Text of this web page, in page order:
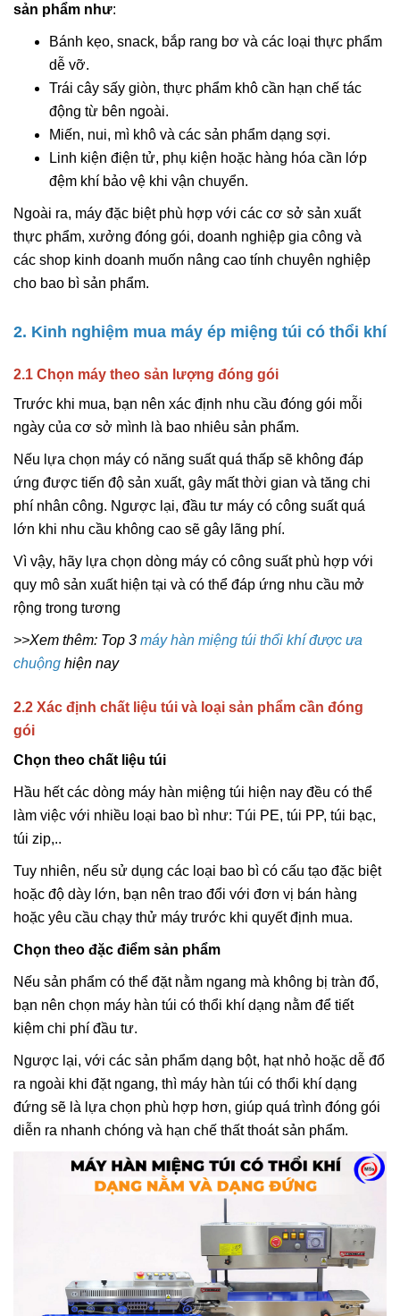
sản phẩm như:
Bánh kẹo, snack, bắp rang bơ và các loại thực phẩm
dễ vỡ.
Trái cây sấy giòn, thực phẩm khô cần hạn chế tác
động từ bên ngoài.
Miến, nui, mì khô và các sản phẩm dạng sợi.
Linh kiện điện tử, phụ kiện hoặc hàng hóa cần lớp
đệm khí bảo vệ khi vận chuyển.
Ngoài ra, máy đặc biệt phù hợp với các cơ sở sản xuất
thực phẩm, xưởng đóng gói, doanh nghiệp gia công và
các shop kinh doanh muốn nâng cao tính chuyên nghiệp
cho bao bì sản phẩm.
2. Kinh nghiệm mua máy ép miệng túi có thổi khí
2.1 Chọn máy theo sản lượng đóng gói
Trước khi mua, bạn nên xác định nhu cầu đóng gói mỗi
ngày của cơ sở mình là bao nhiêu sản phẩm.
Nếu lựa chọn máy có năng suất quá thấp sẽ không đáp
ứng được tiến độ sản xuất, gây mất thời gian và tăng chi
phí nhân công. Ngược lại, đầu tư máy có công suất quá
lớn khi nhu cầu không cao sẽ gây lãng phí.
Vì vậy, hãy lựa chọn dòng máy có công suất phù hợp với
quy mô sản xuất hiện tại và có thể đáp ứng nhu cầu mở
rộng trong tương
>>Xem thêm: Top 3 máy hàn miệng túi thổi khí được ưa
chuộng hiện nay
2.2 Xác định chất liệu túi và loại sản phẩm cần đóng
gói
Chọn theo chất liệu túi
Hầu hết các dòng máy hàn miệng túi hiện nay đều có thể
làm việc với nhiều loại bao bì như: Túi PE, túi PP, túi bạc,
túi zip,..
Tuy nhiên, nếu sử dụng các loại bao bì có cấu tạo đặc biệt
hoặc độ dày lớn, bạn nên trao đổi với đơn vị bán hàng
hoặc yêu cầu chạy thử máy trước khi quyết định mua.
Chọn theo đặc điểm sản phẩm
Nếu sản phẩm có thể đặt nằm ngang mà không bị tràn đổ,
bạn nên chọn máy hàn túi có thổi khí dạng nằm để tiết
kiệm chi phí đầu tư.
Ngược lại, với các sản phẩm dạng bột, hạt nhỏ hoặc dễ đổ
ra ngoài khi đặt ngang, thì máy hàn túi có thổi khí dạng
đứng sẽ là lựa chọn phù hợp hơn, giúp quá trình đóng gói
diễn ra nhanh chóng và hạn chế thất thoát sản phẩm.